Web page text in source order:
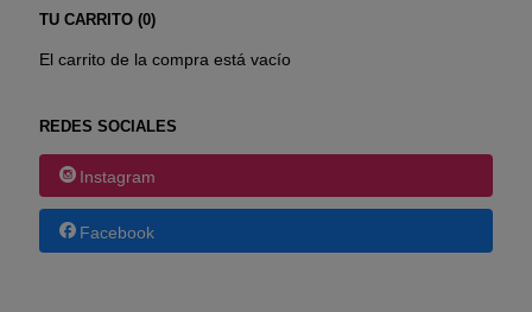
TU CARRITO (0)
El carrito de la compra está vacío
REDES SOCIALES
Instagram
Facebook